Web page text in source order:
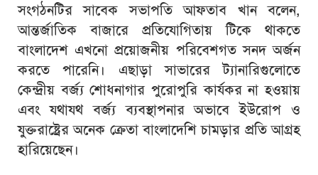
সংগঠনটির সাবেক সভাপতি আফতাব খান বলেন,
আন্তর্জাতিক বাজারে প্রতিযোগিতায় টিকে থাকতে
বাংলাদেশ এখনো প্রয়োজনীয় পরিবেশগত সনদ অর্জন
করতে পারেনি। এছাড়া সাভারের ট্যানারিগুলোতে
কেন্দ্রীয় বর্জ্য শোধনাগার পুরোপুরি কার্যকর না হওয়ায়
এবং যথাযথ বর্জ্য ব্যবস্থাপনার অভাবে ইউরোপ ও
যুক্তরাষ্ট্রের অনেক ক্রেতা বাংলাদেশি চামড়ার প্রতি আগ্রহ
হারিয়েছেন।